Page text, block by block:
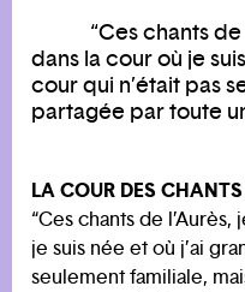
“Ces chants
dans la cour où je
cour qui n’était pas
partagée par toute
LA COUR DES
“Ces chants de
je suis née et où j’ai
seulement familiale,